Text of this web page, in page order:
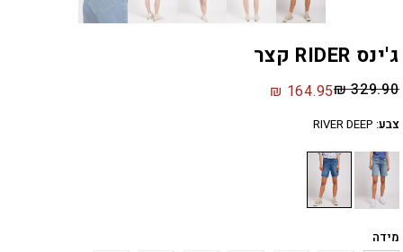
ג'ינס RIDER קצר
₪329.90
₪ 164.95
צבע:
RIVER DEEP
מידה